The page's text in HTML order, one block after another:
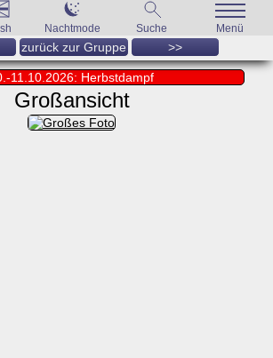
Nachtmode Suche Menü
zurück zur Gruppe >>
11.10.2026: Herbstdampf
Großansicht